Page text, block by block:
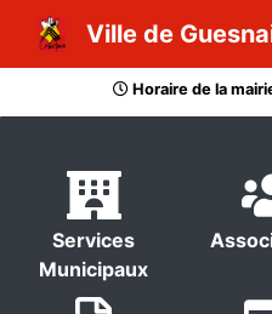
Ville de
Horaire de la
Services
Municipaux